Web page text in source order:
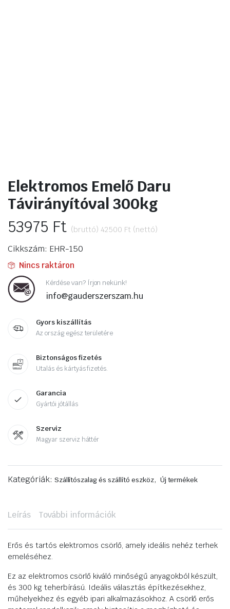
Elektromos Emelő Daru
Távirányítóval 300kg
53975 Ft (bruttó) 42500 Ft (nettó)
Cikkszám: EHR-150
Nincs raktáron
Kérdése van? Írjon nekünk!
info@gauderszerszam.hu
Gyors kiszállítás
Az ország egész területére
Biztonságos fizetés
Utalás és kártyás fizetés.
Garancia
Gyártói jótállás
Szerviz
Magyar szerviz háttér
Kategóriák: Szállítószalag és szállító eszköz, Új termékek
Leírás További információk
Erős és tartós elektromos csörlő, amely ideális nehéz terhek
emeléséhez.
Ez az elektromos csörlő kiváló minőségű anyagokból készült,
és 300 kg teherbírású. Ideális választás építkezésekhez,
műhelyekhez és egyéb ipari alkalmazásokhoz. A csörlő erős